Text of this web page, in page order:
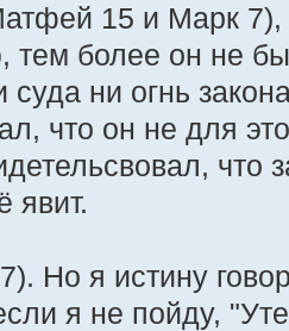
15 и Марк 7),
тем более он не
суда ни огнь
что он не для
что
явит.
Но я истину
я не пойду,